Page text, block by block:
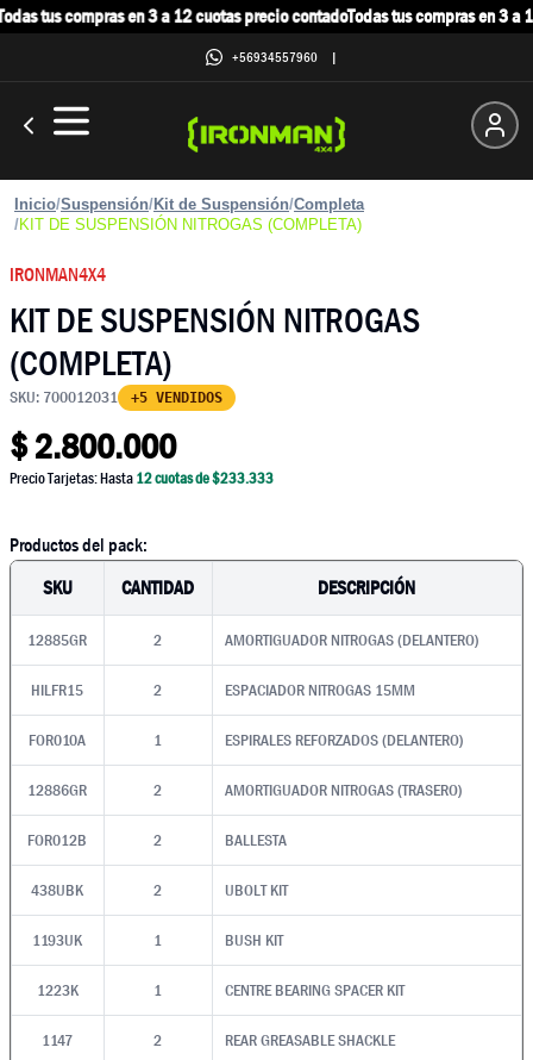
tus compras en 3 a 12 cuotas precio contadoTodas tus compras en 3 a
+56934557960 |
Inicio/Suspensión/Kit de Suspensión/Completa
/KIT DE SUSPENSIÓN NITROGAS (COMPLETA)
IRONMAN4X4
KIT DE SUSPENSIÓN NITROGAS
(COMPLETA)
SKU: 700012031 +5 VENDIDOS
$2.800.000
Precio Tarjetas: Hasta12cuotas de $233.333
Productos del pack:
SKU
CANTIDAD DESCRIPCIÓN
12885GR 2 AMORTIGUADOR NITROGAS (DELANTERO)
HILFR15 2 ESPACIADOR NITROGAS 15MM
FOR010A 1 ESPIRALES REFORZADOS (DELANTERO)
12886GR 2 AMORTIGUADOR NITROGAS (TRASERO)
FOR012B 2 BALLESTA
438UBK 2 UBOLT KIT
1193UK 1 BUSH KIT
1223K 1 CENTRE BEARING SPACER KIT
1147 2 REAR GREASABLE SHACKLE